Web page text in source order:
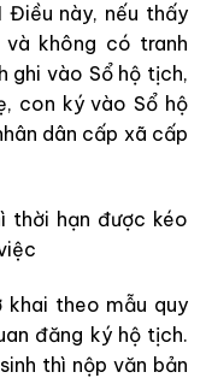
Điều này, nếu thấy
không có tranh
ghi vào Sổ hộ tịch,
con ký vào Sổ hộ
dân cấp xã cấp
thời hạn được kéo
khai theo mẫu quy
đăng ký hộ tịch.
thì nộp văn bản